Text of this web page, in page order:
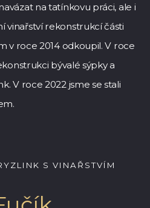
na tatínkovu práci, ale i
vinařství rekonstrukcí části
v roce 2014 odkoupil. V roce
bývalé sýpky a
V roce 2022 jsme se stali
S VINAŘSTVÍM